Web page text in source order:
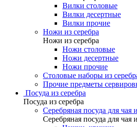
Вилки столовые
Вилки десертные
Вилки прочие
Ножи из серебра
Ножи из серебра
Ножи столовые
Ножи десертные
Ножи прочие
Столовые наборы из
Прочие предметы
Посуда из серебра
Посуда из серебра
Серебряная посуда для чая
Серебряная посуда для чая